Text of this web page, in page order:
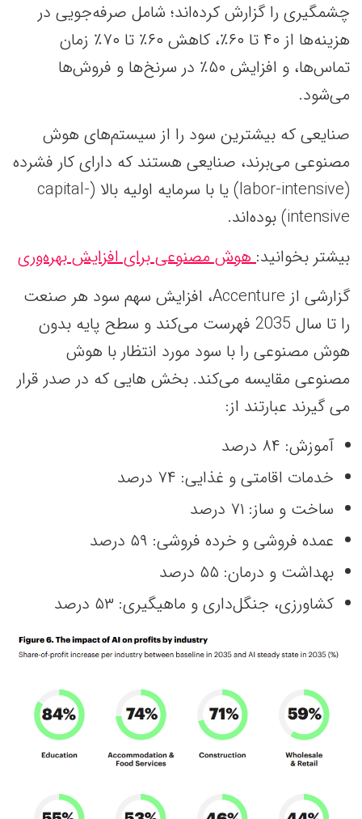
چشمگیری را گزارش کرده‌اند؛ شامل صرفه‌جویی در
هزینه‌ها از ۴۰ تا ۶۰٪، کاهش ۶۰٪ تا ۷۰٪ زمان
تماس‌ها، و افزایش ۵۰٪ در سرنخ‌ها و فروش‌ها
می‌شود.
صنایعی که بیشترین سود را از سیستم‌های هوش
مصنوعی می‌برند، صنایعی هستند که دارای کار فشرده
(labor-intensive) یا با سرمایه‌ اولیه بالا (capital-
intensive) بوده‌اند.
بیشتر بخوانید:هوش مصنوعی برای افزایش بهره‌وری
گزارشی از Accenture، افزایش سهم سود هر صنعت
را تا سال 2035 فهرست می‌کند و سطح پایه بدون
هوش مصنوعی را با سود مورد انتظار با هوش
مصنوعی مقایسه می‌کند. بخش هایی که در صدر قرار
می گیرند عبارتند از:
آموزش: ۸۴ درصد
خدمات اقامتی و غذایی: ۷۴ درصد
ساخت و ساز: ۷۱ درصد
عمده فروشی و خرده فروشی: ۵۹ درصد
بهداشت و درمان: ۵۵ درصد
کشاورزی، جنگل‌داری و ماهیگیری: ۵۳ درصد